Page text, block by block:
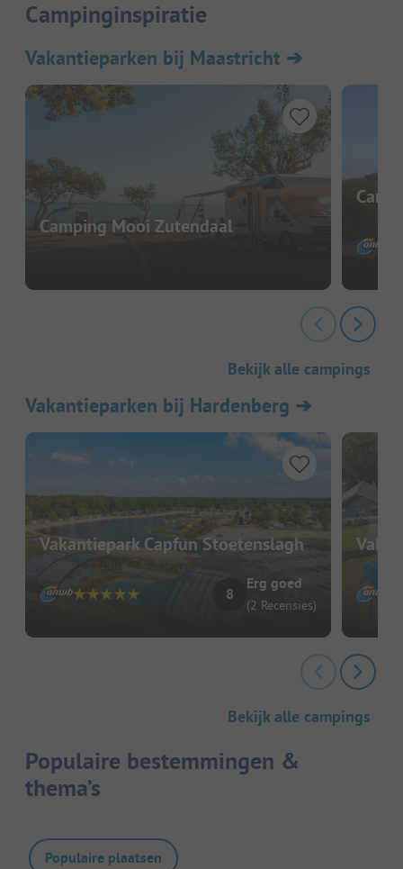
Campinginspiratie
Vakantieparken bij Maastricht ➔
Camping Mooi Zutendaal
Bekijk alle campings
Vakantieparken bij Hardenberg ➔
Vakantiepark Capfun Stoetenslagh
8
Erg goed
(2 Recensies)
Bekijk alle campings
Populaire bestemmingen &
thema’s
Populaire plaatsen